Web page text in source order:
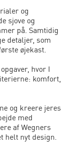
og
sjove og
på. Samtidig
detaljer, som
øjekast.
hvor I
komfort,
og kreere jeres
med
af Wegners
helt nyt design.